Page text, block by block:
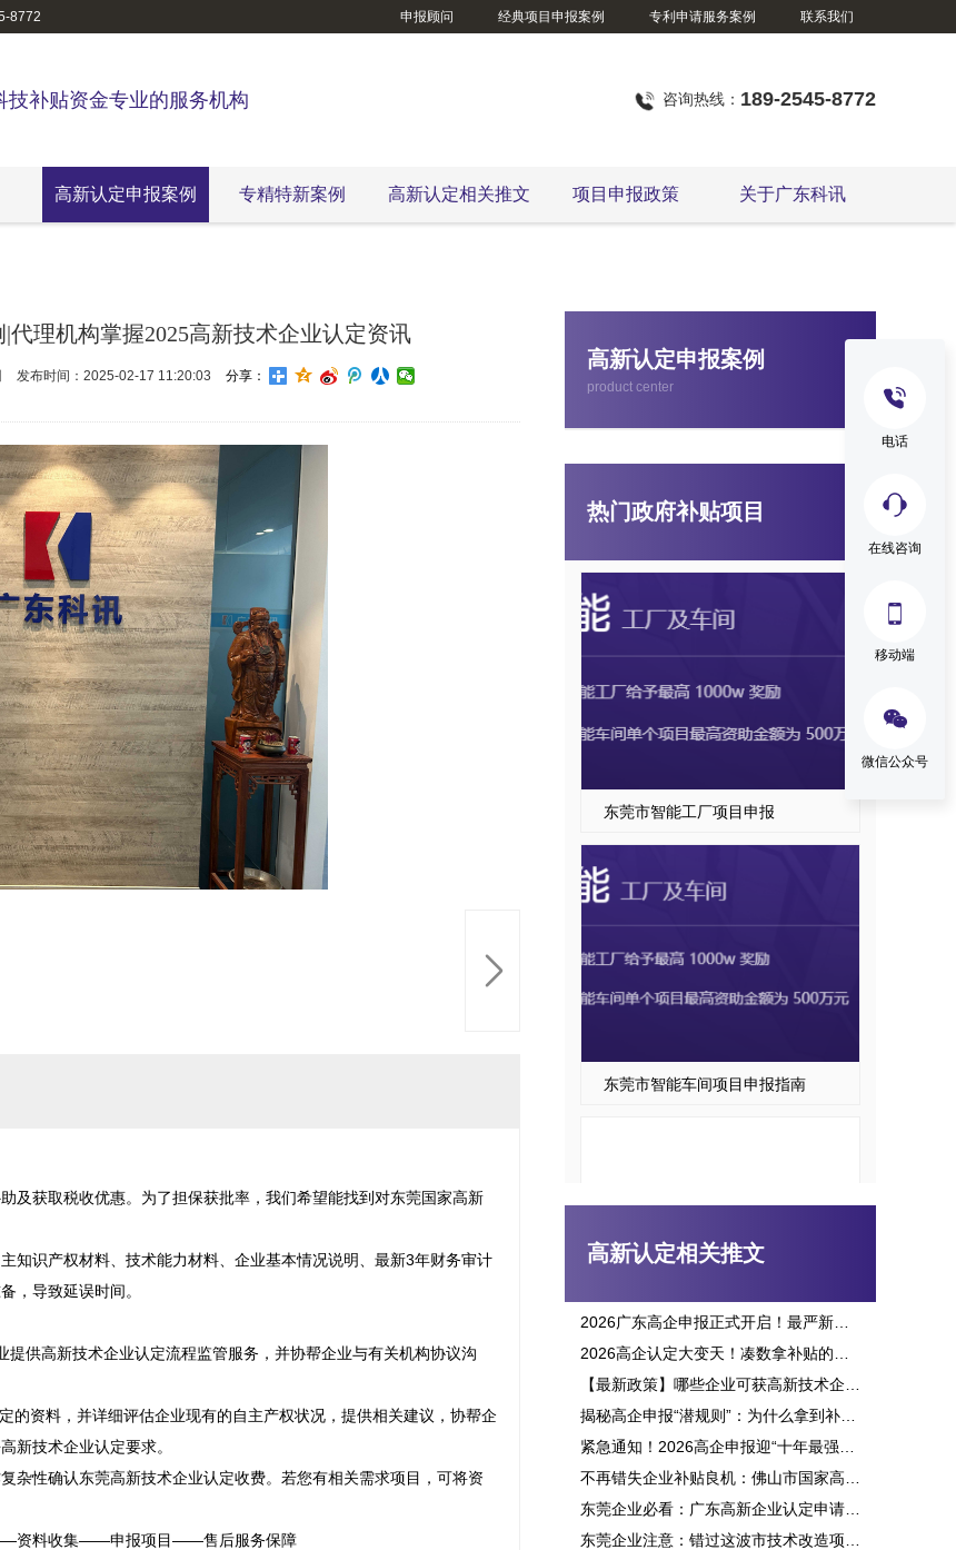
8772 申报顾问 经典项目申报案例 专利申请服务案例 联系我们
技补贴资金专业的服务机构 咨询热线： 189-2545-8772
高新认定申报案例 专精特新案例 高新认定相关推文 项目申报政策 关于广东科讯
高新认定申报案例
product center
热门政府补贴项目
东莞市智能工厂项目申报
东莞市智能车间项目申报指南
东莞市专精特新“小巨人”企业培育项目申报
高新认定相关推文
理机构掌握2025高新技术企业认定资讯
发布时间：2025-02-17 11:20:03 分享：
及获取税收优惠。为了担保获批率，我们希望能找到对东莞国家高新
知识产权材料、技术能力材料、企业基本情况说明、最新3年财务审计
，导致延误时间。
供高新技术企业认定流程监管服务，并协帮企业与有关机构协议沟
的资料，并详细评估企业现有的自主产权状况，提供相关建议，协帮企
新技术企业认定要求。
杂性确认东莞高新技术企业认定收费。若您有相关需求项目，可将资
资料收集——申报项目——售后服务保障
电话
在线咨询

移动端

微信公众号